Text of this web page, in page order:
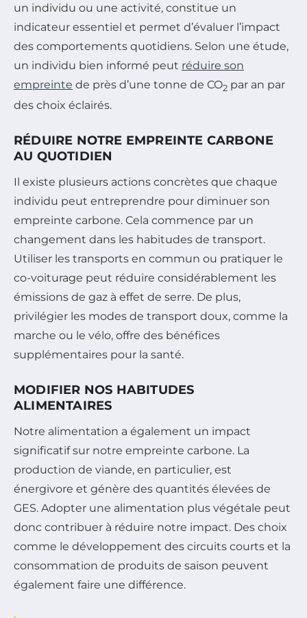
un individu ou une activité, constitue un
indicateur essentiel et permet d’évaluer l’impact
des comportements quotidiens. Selon une étude,
un individu bien informé peut réduire son
empreinte de près d’une tonne de CO2 par an par
des choix éclairés.
RÉDUIRE NOTRE EMPREINTE CARBONE
AU QUOTIDIEN
Il existe plusieurs actions concrètes que chaque
individu peut entreprendre pour diminuer son
empreinte carbone. Cela commence par un
changement dans les habitudes de transport.
Utiliser les transports en commun ou pratiquer le
co-voiturage peut réduire considérablement les
émissions de gaz à effet de serre. De plus,
privilégier les modes de transport doux, comme la
marche ou le vélo, offre des bénéfices
supplémentaires pour la santé.
MODIFIER NOS HABITUDES
ALIMENTAIRES
Notre alimentation a également un impact
significatif sur notre empreinte carbone. La
production de viande, en particulier, est
énergivore et génère des quantités élevées de
GES. Adopter une alimentation plus végétale peut
donc contribuer à réduire notre impact. Des choix
comme le développement des circuits courts et la
consommation de produits de saison peuvent
également faire une différence.